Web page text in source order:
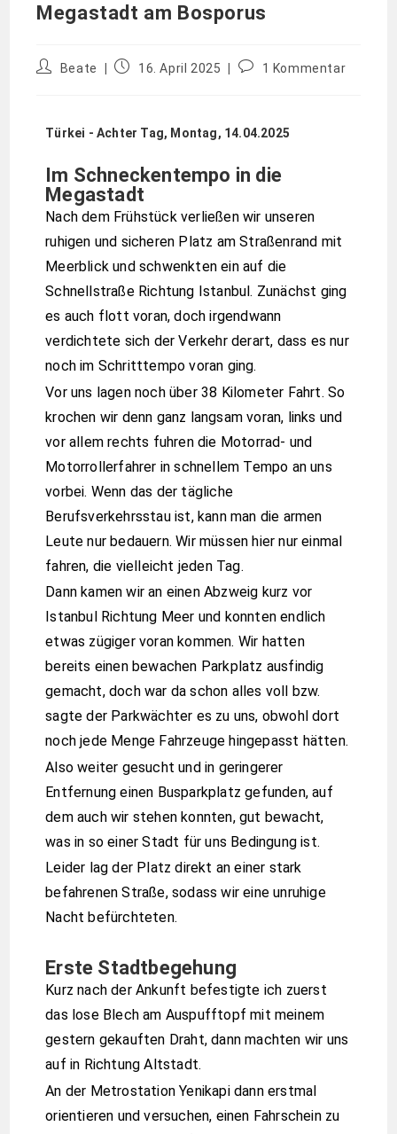
Megastadt am Bosporus
Beate 16. April 2025 1 Kommentar
Türkei - Achter Tag, Montag, 14.04.2025
Im Schneckentempo in die
Megastadt
Nach dem Frühstück verließen wir unseren
ruhigen und sicheren Platz am Straßenrand mit
Meerblick und schwenkten ein auf die
Schnellstraße Richtung Istanbul. Zunächst ging
es auch flott voran, doch irgendwann
verdichtete sich der Verkehr derart, dass es nur
noch im Schritttempo voran ging.
Vor uns lagen noch über 38 Kilometer Fahrt. So
krochen wir denn ganz langsam voran, links und
vor allem rechts fuhren die Motorrad- und
Motorrollerfahrer in schnellem Tempo an uns
vorbei. Wenn das der tägliche
Berufsverkehrsstau ist, kann man die armen
Leute nur bedauern. Wir müssen hier nur einmal
fahren, die vielleicht jeden Tag.
Dann kamen wir an einen Abzweig kurz vor
Istanbul Richtung Meer und konnten endlich
etwas zügiger voran kommen. Wir hatten
bereits einen bewachen Parkplatz ausfindig
gemacht, doch war da schon alles voll bzw.
sagte der Parkwächter es zu uns, obwohl dort
noch jede Menge Fahrzeuge hingepasst hätten.
Also weiter gesucht und in geringerer
Entfernung einen Busparkplatz gefunden, auf
dem auch wir stehen konnten, gut bewacht,
was in so einer Stadt für uns Bedingung ist.
Leider lag der Platz direkt an einer stark
befahrenen Straße, sodass wir eine unruhige
Nacht befürchteten.
Erste Stadtbegehung
Kurz nach der Ankunft befestigte ich zuerst
das lose Blech am Auspufftopf mit meinem
gestern gekauften Draht, dann machten wir uns
auf in Richtung Altstadt.
An der Metrostation Yenikapi dann erstmal
orientieren und versuchen, einen Fahrschein zu